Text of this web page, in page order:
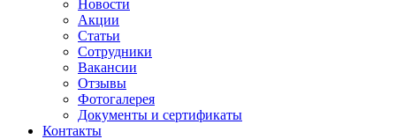
Новости
Акции
Статьи
Сотрудники
Вакансии
Отзывы
Фотогалерея
Документы и сертификаты
Контакты